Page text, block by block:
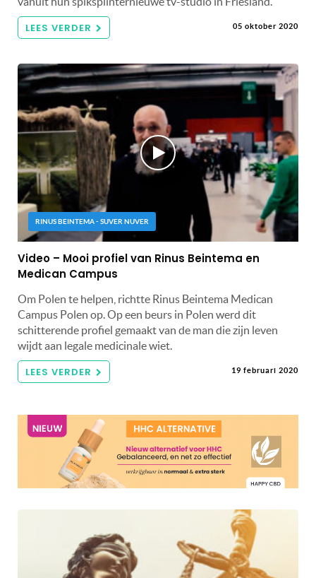
LEES VERDER 05 oktober 2020
RINUS BEINTEMA - SUVER NUVER
Video – Mooi profiel van Rinus Beintema en
Medican Campus
Om Polen te helpen, richtte Rinus Beintema Medican
Campus Polen op. Op een beurs in Polen werd dit
schitterende profiel gemaakt van de man die zijn leven
wijdt aan legale medicinale wiet.
LEES VERDER 19 februari 2020